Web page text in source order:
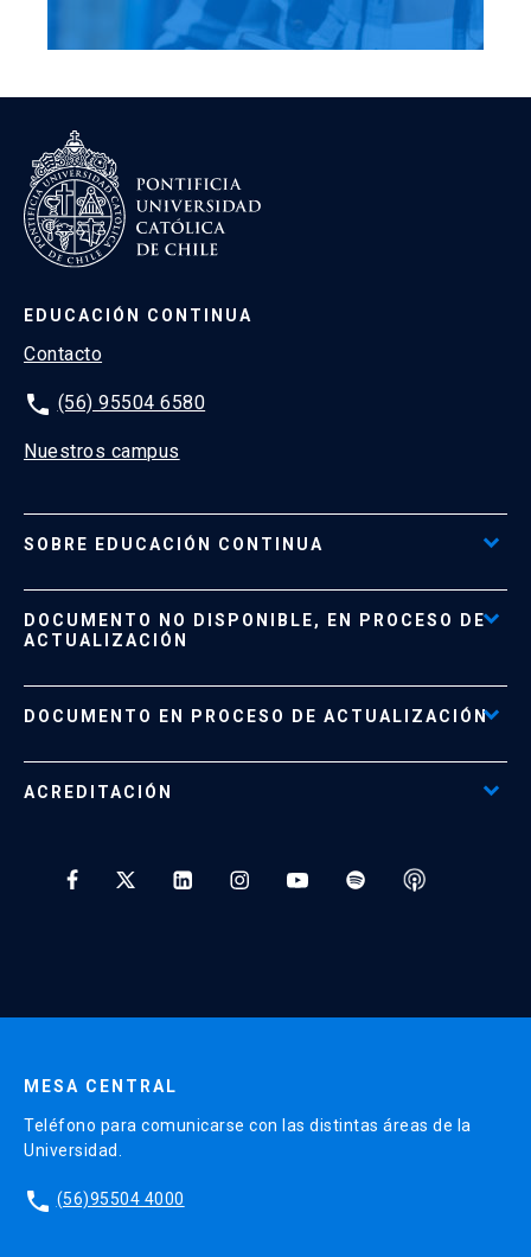
EDUCACIÓN CONTINUA
Contacto
phone (56) 95504 6580
Nuestros campus
SOBRE EDUCACIÓN CONTINUA
Formas de Pago
Políticas de Retiro, Devolución e Información Importante
DOCUMENTO NO DISPONIBLE, EN PROCESO DE
ACTUALIZACIÓN
Documento No Disponible file_download
DOCUMENTO EN PROCESO DE ACTUALIZACIÓN
ACREDITACIÓN
MESA CENTRAL
Teléfono para comunicarse con las distintas áreas de la
Universidad.
phone (56)95504 4000